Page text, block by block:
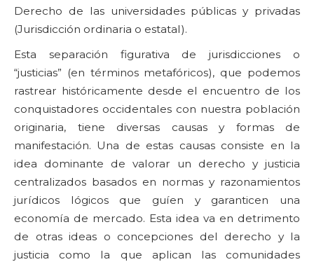
Derecho de las universidades públicas y privadas
(Jurisdicción ordinaria o estatal).
Esta separación figurativa de jurisdicciones o
“justicias” (en términos metafóricos), que podemos
rastrear históricamente desde el encuentro de los
conquistadores occidentales con nuestra población
originaria, tiene diversas causas y formas de
manifestación. Una de estas causas consiste en la
idea dominante de valorar un derecho y justicia
centralizados basados en normas y razonamientos
jurídicos lógicos que guíen y garanticen una
economía de mercado. Esta idea va en detrimento
de otras ideas o concepciones del derecho y la
justicia como la que aplican las comunidades